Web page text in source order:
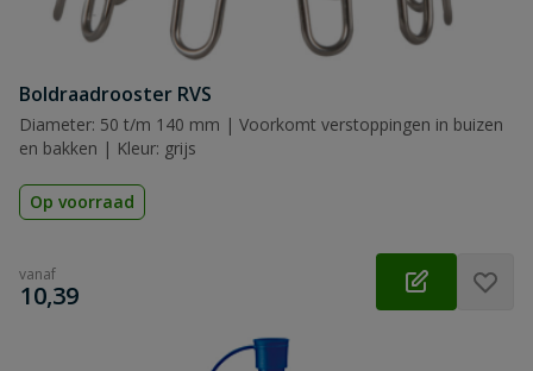
Boldraadrooster RVS
Diameter: 50 t/m 140 mm | Voorkomt verstoppingen in buizen
en bakken | Kleur: grijs
Op voorraad
vanaf
€
10,39